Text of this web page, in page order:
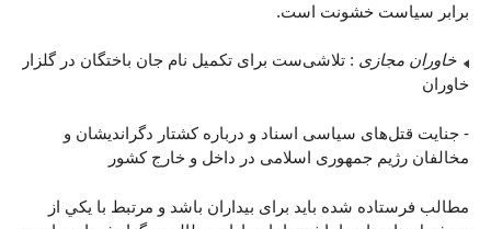
برابر سياست خشونت است.
خاوران مجازی : تلاشی‌ست برای تکمیل نام‌ جان باختگان در گلزار
خاوران
- جنایت قتل‌های سیاسی اسناد و درباره کشتار دگراندیشان و
مخالفان رژیم جمهوری اسلامی در داخل و خارج کشور
مطالب فرستاده شده باید برای بیداران باشد و مرتبط با يکي از